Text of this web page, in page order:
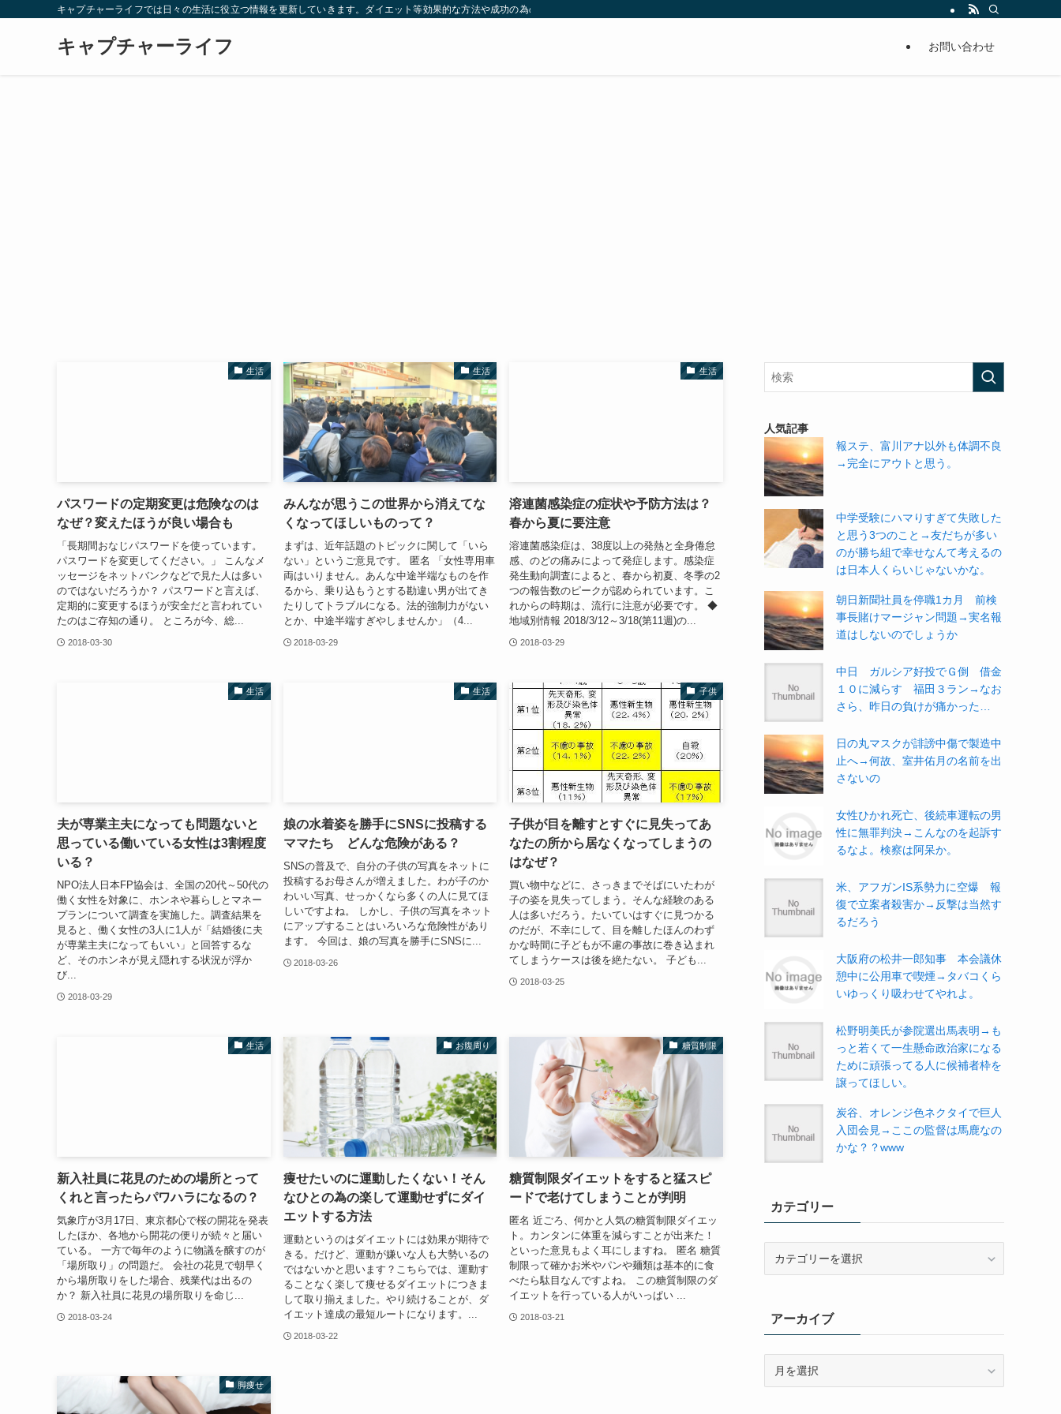
キャプチャーライフでは日々の生活に役立つ情報を更新していきます。ダイエット等効果的な方法や成功の為の秘訣等。太ったり悩んでいる方々が簡単に痩せることが出来るように分かりやすくまとめています。
キャプチャーライフ お問い合わせ
生活
パスワードの定期変更は危険なのは
なぜ？変えたほうが良い場合も
「長期間おなじパスワードを使っています。
パスワードを変更してください。」 こんなメ
ッセージをネットバンクなどで見た人は多い
のではないだろうか？ パスワードと言えば、
定期的に変更するほうが安全だと言われてい
たのはご存知の通り。 ところが今、総...
2018-03-30
生活
みんなが思うこの世界から消えてな
くなってほしいものって？
まずは、近年話題のトピックに関して「いら
ない」というご意見です。 匿名 「女性専用車
両はいりません。あんな中途半端なものを作
るから、乗り込もうとする勘違い男が出てき
たりしてトラブルになる。法的強制力がない
とか、中途半端すぎやしませんか」（4...
2018-03-29
生活
溶連菌感染症の症状や予防方法は？
春から夏に要注意
溶連菌感染症は、38度以上の発熱と全身倦怠
感、のどの痛みによって発症します。感染症
発生動向調査によると、春から初夏、冬季の2
つの報告数のピークが認められています。こ
れからの時期は、流行に注意が必要です。 ◆
地域別情報 2018/3/12～3/18(第11週)の...
2018-03-29
生活
夫が専業主夫になっても問題ないと
思っている働いている女性は3割程度
いる？
NPO法人日本FP協会は、全国の20代～50代の
働く女性を対象に、ホンネや暮らしとマネー
プランについて調査を実施した。調査結果を
見ると、働く女性の3人に1人が「結婚後に夫
が専業主夫になってもいい」と回答するな
ど、そのホンネが見え隠れする状況が浮か
び...
2018-03-29
生活
娘の水着姿を勝手にSNSに投稿する
ママたち どんな危険がある？
SNSの普及で、自分の子供の写真をネットに
投稿するお母さんが増えました。わが子のか
わいい写真、せっかくなら多くの人に見てほ
しいですよね。 しかし、子供の写真をネット
にアップすることはいろいろな危険性があり
ます。 今回は、娘の写真を勝手にSNSに...
2018-03-26
子供
子供が目を離すとすぐに見失ってあ
なたの所から居なくなってしまうの
はなぜ？
買い物中などに、さっきまでそばにいたわが
子の姿を見失ってしまう。そんな経験のある
人は多いだろう。たいていはすぐに見つかる
のだが、不幸にして、目を離したほんのわず
かな時間に子どもが不慮の事故に巻き込まれ
てしまうケースは後を絶たない。 子ども...
2018-03-25
生活
新入社員に花見のための場所とって
くれと言ったらパワハラになるの？
気象庁が3月17日、東京都心で桜の開花を発表
したほか、各地から開花の便りが続々と届い
ている。 一方で毎年のように物議を醸すのが
「場所取り」の問題だ。 会社の花見で朝早く
から場所取りをした場合、残業代は出るの
か？ 新入社員に花見の場所取りを命じ...
2018-03-24
お腹周り
痩せたいのに運動したくない！そん
なひとの為の楽して運動せずにダイ
エットする方法
運動というのはダイエットには効果が期待で
きる。だけど、運動が嫌いな人も大勢いるの
ではないかと思います？こちらでは、運動す
ることなく楽して痩せるダイエットにつきま
して取り揃えました。やり続けることが、ダ
イエット達成の最短ルートになります。...
2018-03-22
糖質制限
糖質制限ダイエットをすると猛スピ
ードで老けてしまうことが判明
匿名 近ごろ、何かと人気の糖質制限ダイエッ
ト。カンタンに体重を減らすことが出来た！
といった意見もよく耳にしますね。 匿名 糖質
制限って確かお米やパンや麺類は基本的に食
べたら駄目なんですよね。 この糖質制限のダ
イエットを行っている人がいっぱい ...
2018-03-21
脚痩せ
人気記事
報ステ、富川アナ以外も体調不良
→完全にアウトと思う。
中学受験にハマりすぎて失敗した
と思う3つのこと→友だちが多い
のが勝ち組で幸せなんて考えるの
は日本人くらいじゃないかな。
朝日新聞社員を停職1カ月 前検
事長賭けマージャン問題→実名報
道はしないのでしょうか
中日 ガルシア好投でＧ倒 借金
１０に減らす 福田３ラン→なお
さら、昨日の負けが痛かった…
日の丸マスクが誹謗中傷で製造中
止へ→何故、室井佑月の名前を出
さないの
女性ひかれ死亡、後続車運転の男
性に無罪判決→こんなのを起訴す
るなよ。検察は阿呆か。
米、アフガンIS系勢力に空爆 報
復で立案者殺害か→反撃は当然す
るだろう
大阪府の松井一郎知事 本会議休
憩中に公用車で喫煙→タバコくら
いゆっくり吸わせてやれよ。
松野明美氏が参院選出馬表明→も
っと若くて一生懸命政治家になる
ために頑張ってる人に候補者枠を
譲ってほしい。
炭谷、オレンジ色ネクタイで巨人
入団会見→ここの監督は馬鹿なの
かな？？www
カテゴリー
ーアーカイブ